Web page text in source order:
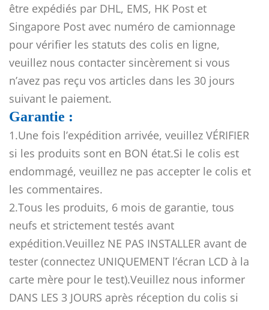
être expédiés par DHL, EMS, HK Post et
Singapore Post avec numéro de camionnage
pour vérifier les statuts des colis en ligne,
veuillez nous contacter sincèrement si vous
n’avez pas reçu vos articles dans les 30 jours
suivant le paiement.
Garantie :
1.Une fois l’expédition arrivée, veuillez VÉRIFIER
si les produits sont en BON état.Si le colis est
endommagé, veuillez ne pas accepter le colis et
les commentaires.
2.Tous les produits, 6 mois de garantie, tous
neufs et strictement testés avant
expédition.Veuillez NE PAS INSTALLER avant de
tester (connectez UNIQUEMENT l’écran LCD à la
carte mère pour le test).Veuillez nous informer
DANS LES 3 JOURS après réception du colis si